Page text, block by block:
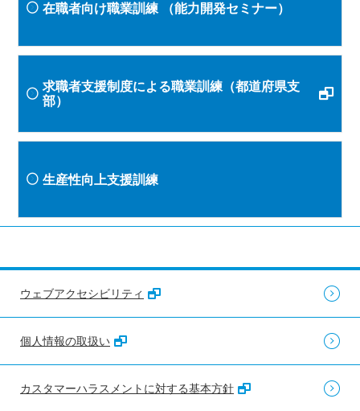
在職者向け職業訓練 （能力開発セミナー）
求職者支援制度による職業訓練（都道府県支
部）
生産性向上支援訓練
ウェブアクセシビリティ
個人情報の取扱い
カスタマーハラスメントに対する基本方針